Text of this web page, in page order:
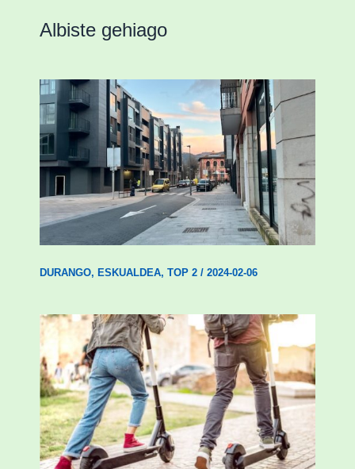
Albiste gehiago
Udal etxebizitza tasatuei buruzko lehen
ordenantza izango du Durangok
DURANGO, ESKUALDEA, TOP 2/ 2024-02-06
Ostegun honetan “Oinezko